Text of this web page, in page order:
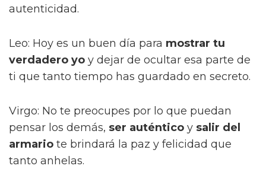
autenticidad.
Leo: Hoy es un buen día para mostrar tu
verdadero yo y dejar de ocultar esa parte de
ti que tanto tiempo has guardado en secreto.
Virgo: No te preocupes por lo que puedan
pensar los demás, ser auténtico y salir del
armario te brindará la paz y felicidad que
tanto anhelas.